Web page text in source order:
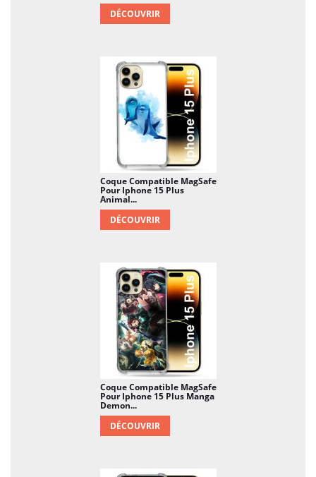
DÉCOUVRIR
Coque Compatible MagSafe
Pour Iphone 15 Plus
Animal...
DÉCOUVRIR
Coque Compatible MagSafe
Pour Iphone 15 Plus Manga
Demon...
DÉCOUVRIR